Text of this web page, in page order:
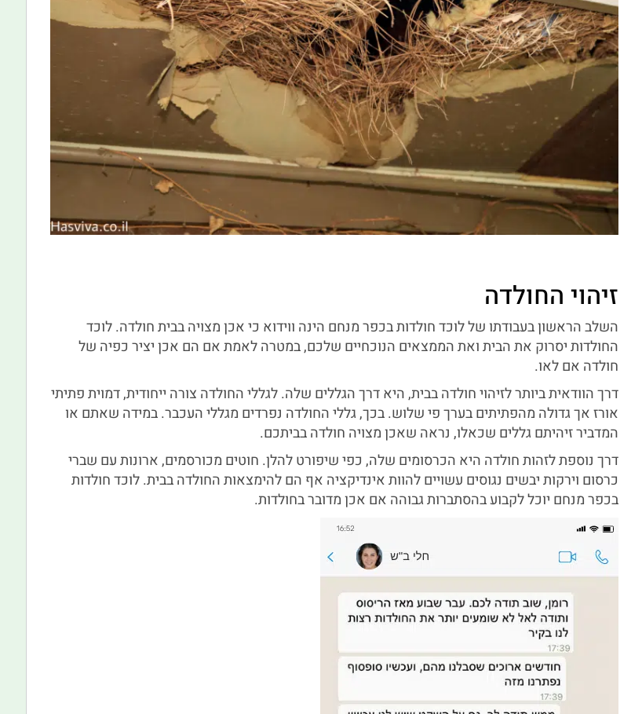
זיהוי החולדה
השלב הראשון בעבודתו של לוכד חולדות בכפר מנחם הינה ווידוא כי אכן מצויה בבית חולדה. לוכד
החולדות יסרוק את הבית ואת הממצאים הנוכחיים שלכם, במטרה לאמת אם הם אכן יציר כפיה של
חולדה אם לאו.
דרך הוודאית ביותר לזיהוי חולדה בבית, היא דרך הגללים שלה. לגללי החולדה צורה ייחודית, דמוית פתיתי
אורז אך גדולה מהפתיתים בערך פי שלוש. בכך, גללי החולדה נפרדים מגללי העכבר. במידה שאתם או
המדביר זיהיתם גללים שכאלו, נראה שאכן מצויה חולדה בביתכם.
דרך נוספת לזהות חולדה היא הכרסומים שלה, כפי שיפורט להלן. חוטים מכורסמים, ארונות עם שברי
כרסום וירקות יבשים נגוסים עשויים להוות אינדיקציה אף הם להימצאות החולדה בבית. לוכד חולדות
בכפר מנחם יוכל לקבוע בהסתברות גבוהה אם אכן מדובר בחולדות.